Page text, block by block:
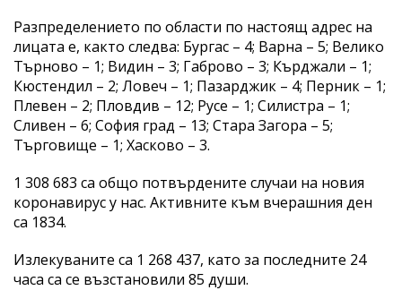
Разпределението по области по настоящ адрес на
лицата е, както следва: Бургас – 4; Варна – 5; Велико
Търново – 1; Видин – 3; Габрово – 3; Кърджали – 1;
Кюстендил – 2; Ловеч – 1; Пазарджик – 4; Перник – 1;
Плевен – 2; Пловдив – 12; Русе – 1; Силистра – 1;
Сливен – 6; София град – 13; Стара Загора – 5;
Търговище – 1; Хасково – 3.
1 308 683 са общо потвърдените случаи на новия
коронавирус у нас. Активните към вчерашния ден
са 1834.
Излекуваните са 1 268 437, като за последните 24
часа са се възстановили 85 души.